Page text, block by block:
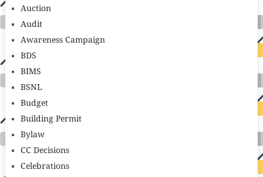
Auction
Audit
Awareness Campaign
BDS
BIMS
BSNL
Budget
Building Permit
Bylaw
CC Decisions
Celebrations